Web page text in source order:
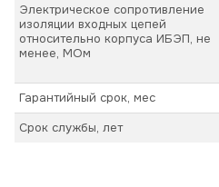
Электрическое сопротивление
изоляции входных цепей
относительно корпуса ИБЭП, не
менее, МОм
Гарантийный срок, мес
Срок службы, лет